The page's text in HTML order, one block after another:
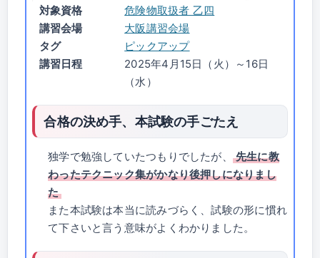
対象資格
危険物取扱者 乙四
講習会場
大阪講習会場
タグ
ピックアップ
講習日程
2025年4月15日（火）～16日
（水）
合格の決め手、本試験の手ごたえ
独学で勉強していたつもりでしたが、
先生に教
わったテクニック集がかなり後押しになりまし
た
また本試験は本当に読みづらく、試験の形に慣れ
て下さいと言う意味がよくわかりました。